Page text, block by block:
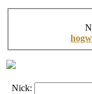
Nick: